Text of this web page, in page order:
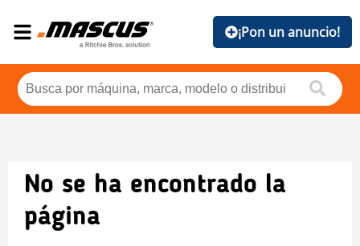
¡Pon un anuncio!
No se ha encontrado la
página